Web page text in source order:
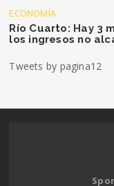
ECONOMÍA
Río Cuarto: Hay 3
los ingresos no
Tweets by pagina12